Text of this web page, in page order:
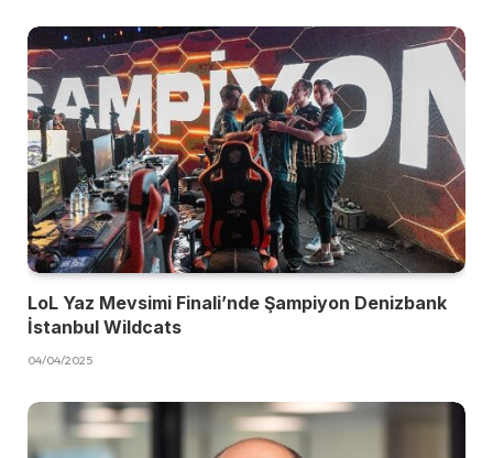
LoL Yaz Mevsimi Finali’nde Şampiyon Denizbank
İstanbul Wildcats
04/04/2025